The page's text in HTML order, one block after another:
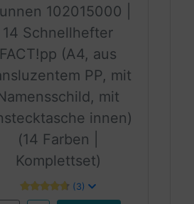
102015000 |
14 Schnellhefter
FACT!pp (A4, aus
PP, mit
mit
innen)
(14 Farben |
Komplettset)
(3)